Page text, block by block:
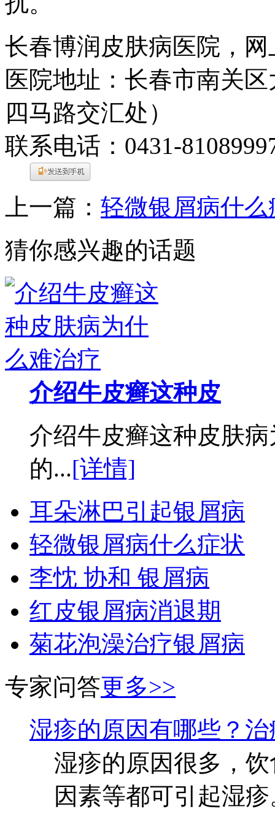
长春博润皮肤病医院，
医院地址：长春市南关
四马路交汇处）
联系电话：0431-
上一篇： 轻微银屑病什么
猜你感兴趣的话题
介绍牛皮癣这种皮
介绍牛皮癣这种皮肤
的...[详情]
耳朵淋巴引起银屑病
轻微银屑病什么症状
李忱 协和 银屑病
红皮银屑病消退期
菊花泡澡治疗银屑病
专家问答更多>>
湿疹的原因有哪些？治
湿疹的原因很多，
因素等都可引起湿